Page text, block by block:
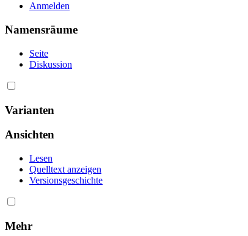
Anmelden
Namensräume
Seite
Diskussion
Varianten
Ansichten
Lesen
Quelltext anzeigen
Versionsgeschichte
Mehr